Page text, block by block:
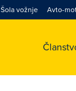
Šola vožnje Avto-